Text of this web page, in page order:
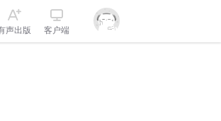
声出版 客户端